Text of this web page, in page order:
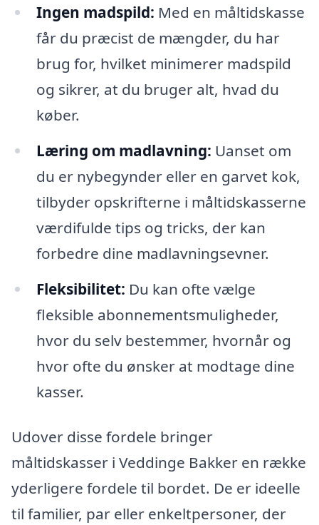
Ingen madspild: Med en måltidskasse
får du præcist de mængder, du har
brug for, hvilket minimerer madspild
og sikrer, at du bruger alt, hvad du
køber.
Læring om madlavning: Uanset om
du er nybegynder eller en garvet kok,
tilbyder opskrifterne i måltidskasserne
værdifulde tips og tricks, der kan
forbedre dine madlavningsevner.
Fleksibilitet: Du kan ofte vælge
fleksible abonnementsmuligheder,
hvor du selv bestemmer, hvornår og
hvor ofte du ønsker at modtage dine
kasser.
Udover disse fordele bringer
måltidskasser i Veddinge Bakker en række
yderligere fordele til bordet. De er ideelle
til familier, par eller enkeltpersoner, der